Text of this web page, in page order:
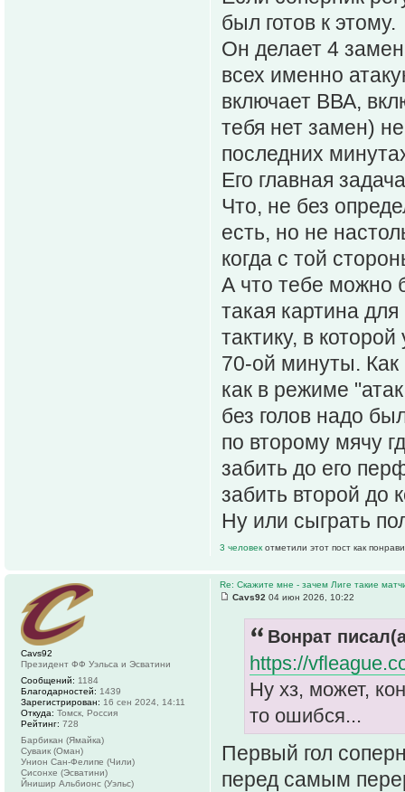
был готов к этому.
Он делает 4
всех именно
включает ВВА,
тебя нет замен)
последних
Его главная
Что, не без
есть, но не
когда с той
А что тебе можно
такая картина
тактику, в
70-ой минуты.
как в режиме
без голов надо
по второму мячу
забить до его
забить второй до
Ну или сыграть
3 человекотметили этот пост как
Re: Скажите мне - зачем Лиге такие
Cavs92 04 июн 2026, 10:22
Вонрат
https://
Ну хз, может,
то ошибся...
Первый гол
перед самым
Cavs92
Президент ФФ Уэльса и Эсватини
Сообщений: 1184
Благодарностей: 1439
Зарегистрирован: 16 сен 2024, 14:11
Откуда: Томск, Россия
Рейтинг: 728
Барбикан (Ямайка)
Суваик (Оман)
Унион Сан-Фелипе (Чили)
Сисонхе (Эсватини)
Йнишир Альбионс (Уэльс)